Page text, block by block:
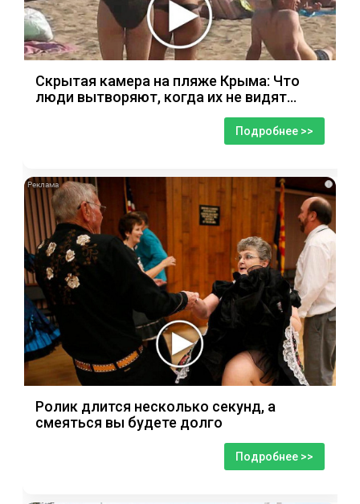
Скрытая камера на пляже Крыма: Что
люди вытворяют, когда их не видят...
Подробнее >>
i
Ролик длится несколько секунд, а
смеяться вы будете долго
Подробнее >>